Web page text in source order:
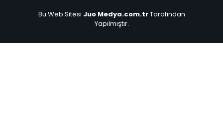
Bu Web Sitesi Juo Medya.com.trTarafından
Yapılmıştır.